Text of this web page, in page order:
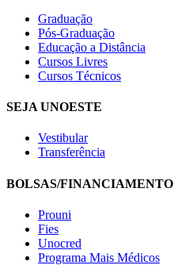
Graduação
Pós-Graduação
Educação a Distância
Cursos Livres
Cursos Técnicos
SEJA UNOESTE
Vestibular
Transferência
BOLSAS/FINANCIAMENTO
Prouni
Fies
Unocred
Programa Mais Médicos